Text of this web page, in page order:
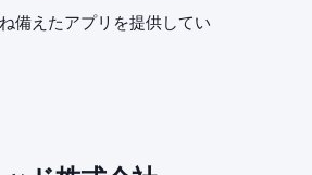
備えたアプリを提供してい